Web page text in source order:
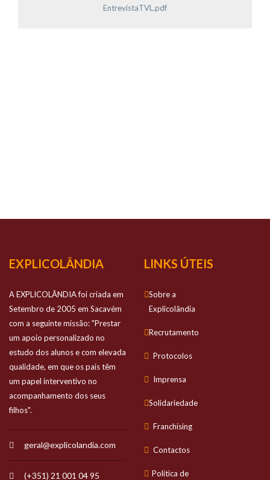
EntrevistaTVL.pdf
EXPLICOLÂNDIA
A EXPLICOLÂNDIA foi criada em
Setembro de 2005 em Sacavém
com a seguinte missão: "Prestar
um apoio personalizado no
estudo dos alunos e com elevada
qualidade, em que os pais têm
um papel interventivo no
acompanhamento dos seus
filhos".
geral@explicolandia.com
(+351) 21 001 04 95
LINKS ÚTEIS
Sobre a
Explicolândia
Recrutamento
Protocolos
Imprensa
Solidariedade
Franchising
Contactos
Política de